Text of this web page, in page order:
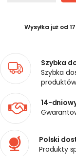
Wysyłka już od
Szybka
Szybka
produktów
14-
Polski
Produkty